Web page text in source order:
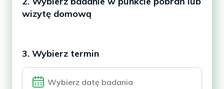
wizytę domową
3. Wybierz termin